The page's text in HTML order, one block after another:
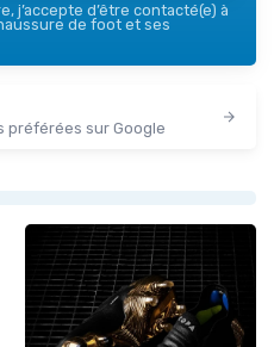
j’accepte d’être contacté(e) à
de foot et ses
préférées sur Google